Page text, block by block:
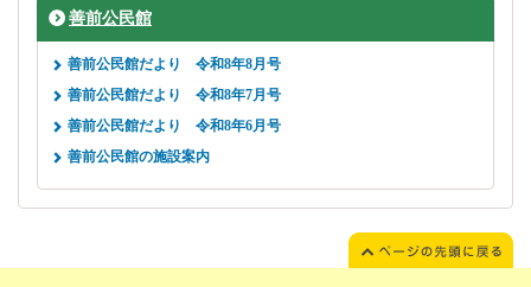
善前公民館
善前公民館だより 令和8年8月号
善前公民館だより 令和8年7月号
善前公民館だより 令和8年6月号
善前公民館の施設案内